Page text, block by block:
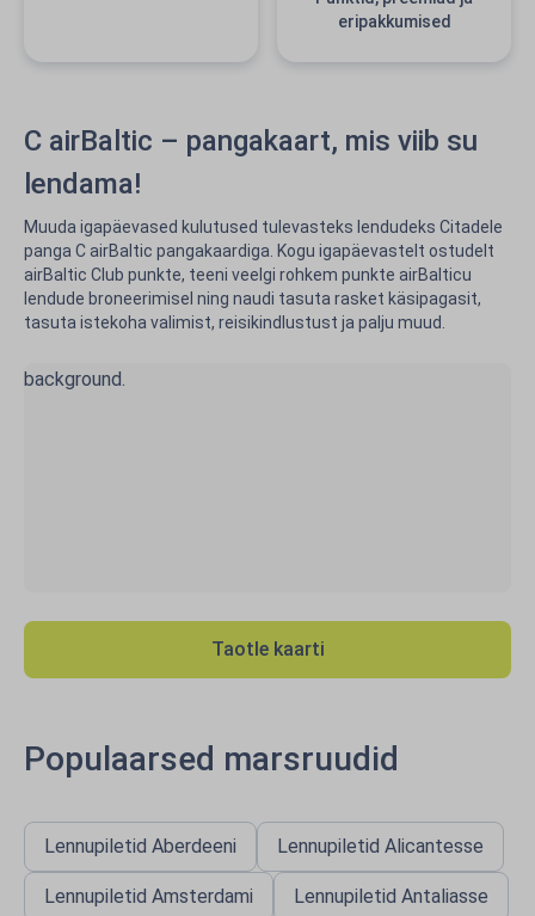
eripakkumised
C airBaltic – pangakaart, mis viib su
lendama!
Muuda igapäevased kulutused tulevasteks lendudeks Citadele
panga C airBaltic pangakaardiga. Kogu igapäevastelt ostudelt
airBaltic Club punkte, teeni veelgi rohkem punkte airBalticu
lendude broneerimisel ning naudi tasuta rasket käsipagasit,
tasuta istekoha valimist, reisikindlustust ja palju muud.
Taotle kaarti
Populaarsed marsruudid
Lennupiletid Aberdeeni Lennupiletid Alicantesse
Lennupiletid Amsterdami Lennupiletid Antaliasse